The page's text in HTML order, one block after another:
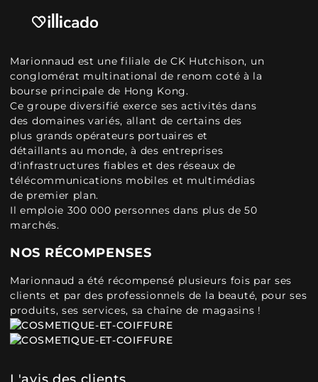
Marionnaud est une filiale de CK Hutchison, un
conglomérat multinational de renom coté à la
bourse principale de Hong Kong.
Ce groupe diversifié exerce ses activités dans
des domaines variés, allant de certains des
plus grands opérateurs portuaires et
détaillants au monde, à des entreprises
d'infrastructures fiables et des réseaux de
télécommunications mobiles et multimédias
de premier plan.
Il emploie 300 000 personnes dans plus de 50
marchés.
NOS RÉCOMPENSES
Marionnaud a été récompensé plusieurs fois par ses
clients et par des professionnels de la beauté, pour ses
produits, ses services, sa chaîne de magasins !